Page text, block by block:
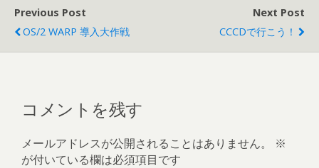
Previous Post
OS/2 WARP 導入大作戦
Next Post
CCCDで行こう！
コメントを残す
メールアドレスが公開されることはありません。
※
が付いている欄は必須項目です